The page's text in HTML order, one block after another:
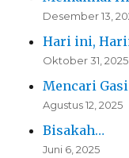
Desember 13,
Hari ini,
Oktober 31, 2025
Mencari
Agustus 12, 2025
Bisakah…
Juni 6, 2025